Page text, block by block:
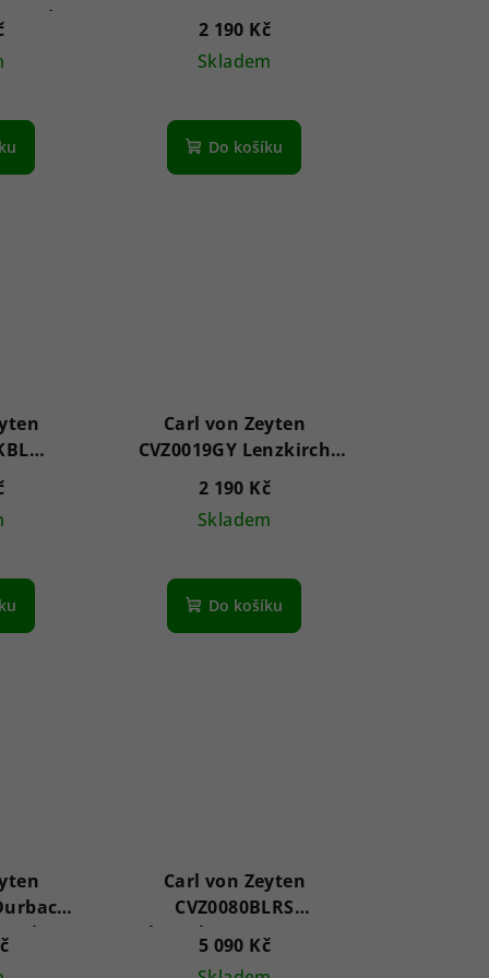
Furtwangen 42mm 3ATM
2 190 Kč
Skladem
Do košíku
3ATM
Carl von Zeyten
CVZ0019GY Lenzkirch
42mm 3ATM
2 190 Kč
Skladem
Do košíku
Phase
46mm
Carl von Zeyten
CVZ0080BLRS
Schramberg Automatic
Limited Edition 43mm
5 090 Kč